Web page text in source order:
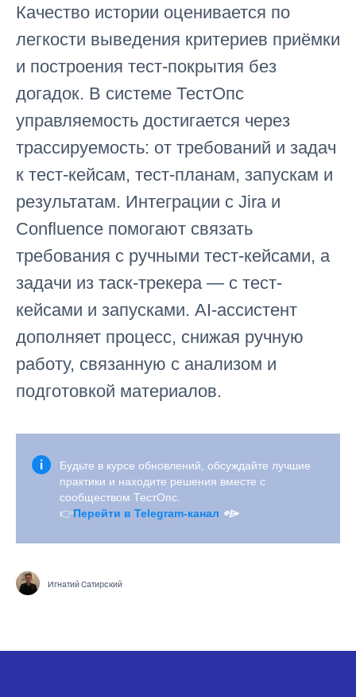
Качество истории оценивается по
легкости выведения критериев приёмки
и построения тест-покрытия без
догадок. В системе ТестОпс
управляемость достигается через
трассируемость: от требований и задач
к тест-кейсам, тест-планам, запускам и
результатам. Интеграции с Jira и
Confluence помогают связать
требования с ручными тест-кейсами, а
задачи из таск-трекера — с тест-
кейсами и запусками. AI-ассистент
дополняет процесс, снижая ручную
работу, связанную с анализом и
подготовкой материалов.
Будьте в курсе обновлений, обсуждайте лучшие
практики и находите решения вместе с
сообществом ТестОпс.
👉Перейти в Telegram-канал ⌯⌲
Игнатий Сатирский